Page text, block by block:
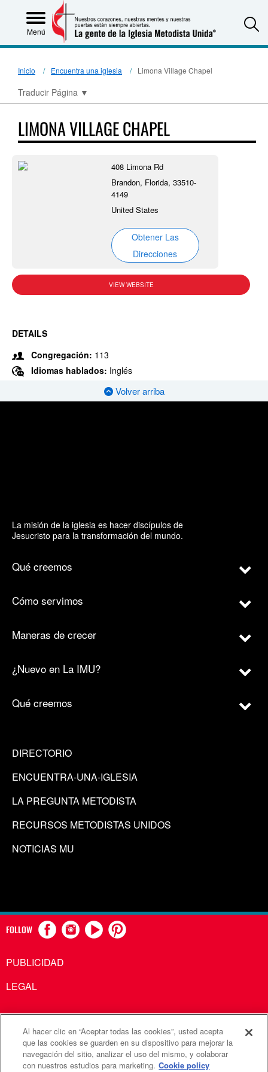
Menú
Inicio Encuentra una iglesia Limona Village Chapel
Traducir Página ▼
LIMONA VILLAGE CHAPEL
408 Limona Rd
Brandon, Florida, 33510-
4149
United States
Obtener Las
Direcciones
VIEW WEBSITE
DETAILS
Congregación: 113
Idiomas hablados: Inglés
Volver arriba
La misión de la iglesia es hacer discípulos de
Jesucristo para la transformación del mundo.
Qué creemos
Cómo servimos
Maneras de crecer
¿Nuevo en La IMU?
Qué creemos
DIRECTORIO
ENCUENTRA-UNA-IGLESIA
LA PREGUNTA METODISTA
RECURSOS METODISTAS UNIDOS
NOTICIAS MU
FOLLOW
PUBLICIDAD
LEGAL
Comunicaciones Metodistas Unidas es una agencia de la
Iglesia Metodista Unida
Al hacer clic en “Aceptar todas las cookies”, usted acepta
que las cookies se guarden en su dispositivo para mejorar la
navegación del sitio, analizar el uso del mismo, y colaborar
con nuestros estudios para marketing. Cookie policy